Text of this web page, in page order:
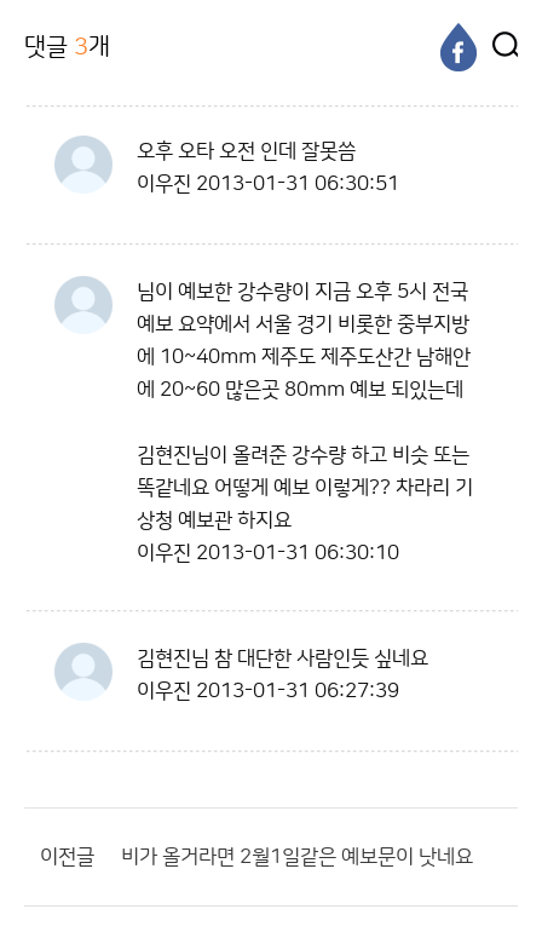
댓글 3개
오후 오타 오전 인데 잘못씀
이우진 2013-01-31 06:30:51
님이 예보한 강수량이 지금 오후 5시 전국
예보 요약에서 서울 경기 비롯한 중부지방
에 10~40mm 제주도 제주도산간 남해안
에 20~60 많은곳 80mm 예보 되있는데
김현진님이 올려준 강수량 하고 비슷 또는
똑같네요 어떻게 예보 이렇게?? 차라리 기
상청 예보관 하지요
이우진 2013-01-31 06:30:10
김현진님 참 대단한 사람인듯 싶네요
이우진 2013-01-31 06:27:39
이전글 비가 올거라면 2월1일같은 예보문이 낫네요